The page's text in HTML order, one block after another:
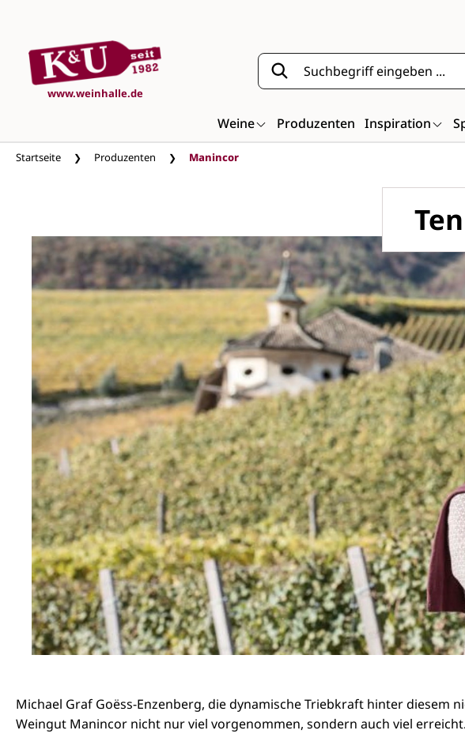
www.weinhalle.de
Weine Produzenten Inspiration
Startseite Produzenten Manincor
Michael Graf Goëss-Enzenberg, die dynamische Triebkraft hinter
Weingut Manincor nicht nur viel vorgenommen, sondern auch viel